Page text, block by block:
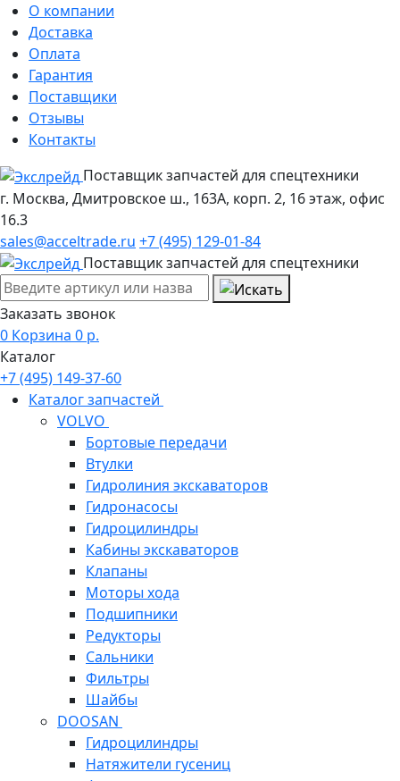
О компании
Доставка
Оплата
Гарантия
Поставщики
Отзывы
Контакты
Поставщик запчастей для спецтехники
г. Москва, Дмитровское ш., 163А, корп. 2, 16 этаж, офис
16.3
sales@acceltrade.ru +7 (495) 129-01-84
Поставщик запчастей для спецтехники
Заказать звонок
0 Корзина 0 р.
Каталог
+7 (495) 149-37-60
Каталог запчастей
VOLVO
Бортовые передачи
Втулки
Гидролиния экскаваторов
Гидронасосы
Гидроцилиндры
Кабины экскаваторов
Клапаны
Моторы хода
Подшипники
Редукторы
Сальники
Фильтры
Шайбы
DOOSAN
Гидроцилиндры
Натяжители гусениц